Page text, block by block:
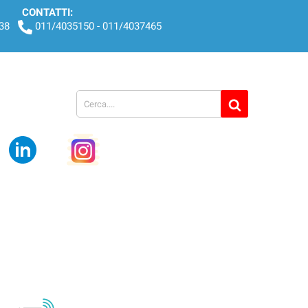
CONTATTI:
011/4035150 - 011/4037465